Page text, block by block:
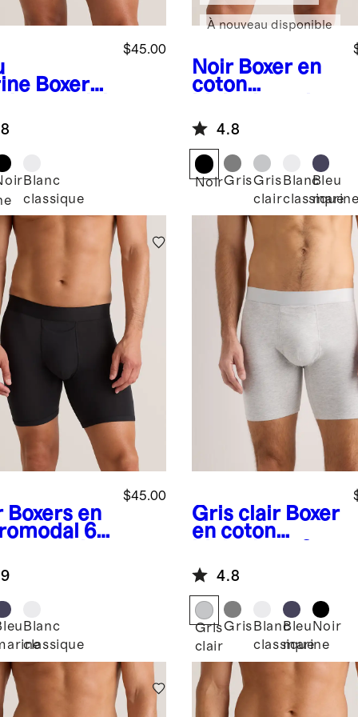
Boxers
de 3)
$45.00
Blanc
classique
Noir Boxer en
coton
po (ensemble
de 3)
À nouveau disponible
4.8
NoirGrisGris
clair
Blanc
classique
Bleu
Boxers en
6
$45.00
Blanc
classique
Gris clair Boxer
en coton
po (ensemble
de 3)
4.8
Gris
clair
Gris Blanc
classique
Bleu
marine
Noir